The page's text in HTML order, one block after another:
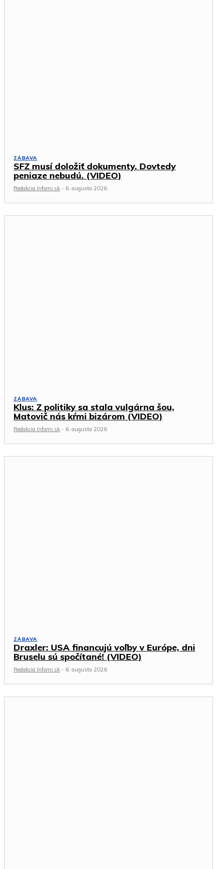
ZÁBAVA
SFZ musí doložiť dokumenty. Dovtedy
peniaze nebudú. (VIDEO)
Redakcia Infomi.sk - 6. augusta 2026
ZÁBAVA
Klus: Z politiky sa stala vulgárna šou,
Matovič nás kŕmi bizárom (VIDEO)
Redakcia Infomi.sk - 6. augusta 2026
ZÁBAVA
Draxler: USA financujú voľby v Európe, dni
Bruselu sú spočítané! (VIDEO)
Redakcia Infomi.sk - 6. augusta 2026